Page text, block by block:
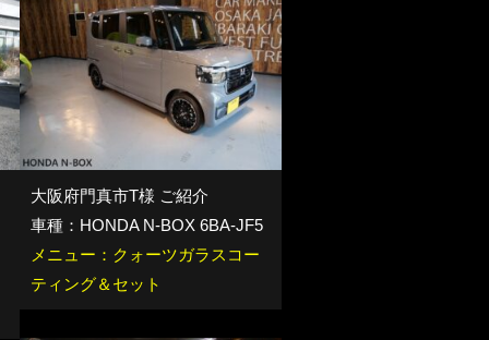
大阪府門真市T様 ご紹介
車種：HONDA N-BOX 6BA-JF5
メニュー：クォーツガラスコー
ティング＆セット